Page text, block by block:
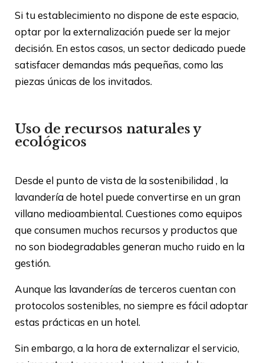
Si tu establecimiento no dispone de este espacio,
optar por la externalización puede ser la mejor
decisión. En estos casos, un sector dedicado puede
satisfacer demandas más pequeñas, como las
piezas únicas de los invitados.
Uso de recursos naturales y
ecológicos
Desde el punto de vista de la sostenibilidad , la
lavandería de hotel puede convertirse en un gran
villano medioambiental. Cuestiones como equipos
que consumen muchos recursos y productos que
no son biodegradables generan mucho ruido en la
gestión.
Aunque las lavanderías de terceros cuentan con
protocolos sostenibles, no siempre es fácil adoptar
estas prácticas en un hotel.
Sin embargo, a la hora de externalizar el servicio,